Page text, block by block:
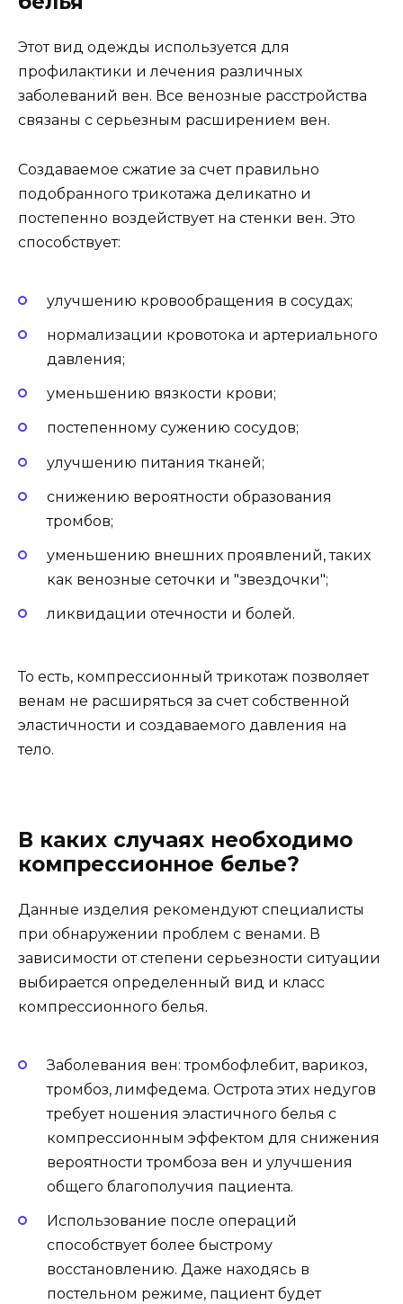
Этот вид одежды используется для
профилактики и лечения различных
заболеваний вен. Все венозные расстройства
связаны с серьезным расширением вен.
Создаваемое сжатие за счет правильно
подобранного трикотажа деликатно и
постепенно воздействует на стенки вен. Это
способствует:
улучшению кровообращения в сосудах;
нормализации кровотока и артериального
давления;
уменьшению вязкости крови;
постепенному сужению сосудов;
улучшению питания тканей;
снижению вероятности образования
тромбов;
уменьшению внешних проявлений, таких
как венозные сеточки и "звездочки";
ликвидации отечности и болей.
То есть, компрессионный трикотаж позволяет
венам не расширяться за счет собственной
эластичности и создаваемого давления на
тело.
В каких случаях необходимо
компрессионное белье?
Данные изделия рекомендуют специалисты
при обнаружении проблем с венами. В
зависимости от степени серьезности ситуации
выбирается определенный вид и класс
компрессионного белья.
Заболевания вен: тромбофлебит, варикоз,
тромбоз, лимфедема. Острота этих недугов
требует ношения эластичного белья с
компрессионным эффектом для снижения
вероятности тромбоза вен и улучшения
общего благополучия пациента.
Использование после операций
способствует более быстрому
восстановлению. Даже находясь в
постельном режиме, пациент будет